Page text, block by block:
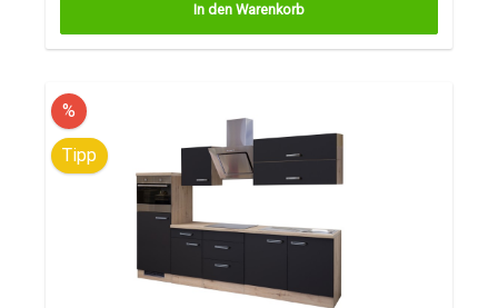
In den Warenkorb
%
Tipp